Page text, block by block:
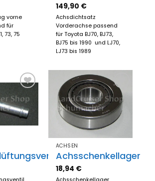
vorne
für
73, 75
149,90 €
Achsdichtsatz
Vorderachse passend
für Toyota BJ70, BJ73,
BJ75 bis 1990 und LJ70,
LJ73 bis 1989
Zum
Merkzettel
hinzufügen
Zum
Merkzettel
hinzufügen
ACHSEN
Achsschenkellager
18,94 €